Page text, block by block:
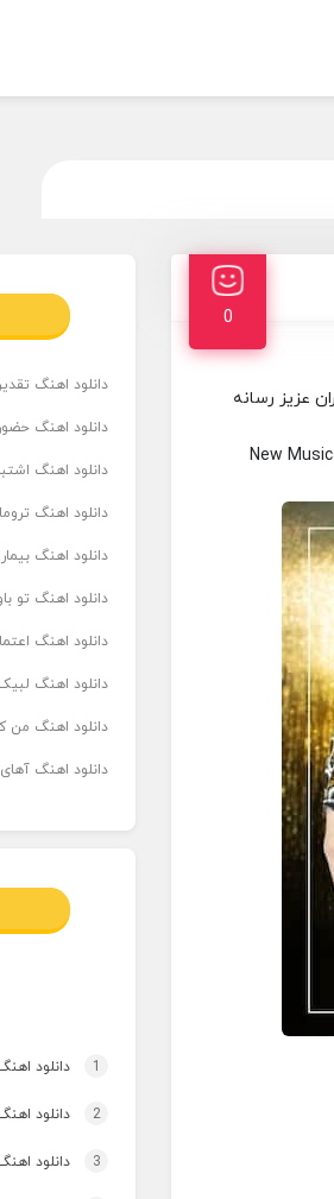
0
عزیز رسانه
New
دانلود اهنگ
دانلود اهنگ
دانلود اهنگ
دانلود اهنگ
دانلود اهنگ
دانلود اهنگ تو
دانلود اهنگ
دانلود اهنگ
دانلود اهنگ من
دانلود اهنگ
1 دانلود
2 دانلود
3 دانلود اهنگ تاپ و